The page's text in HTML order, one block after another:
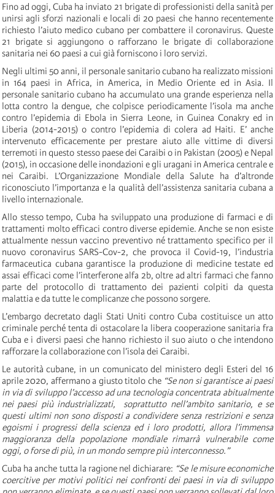
Fino ad oggi, Cuba ha inviato 21 brigate di professionisti della sanità per
unirsi agli sforzi nazionali e locali di 20 paesi che hanno recentemente
richiesto l’aiuto medico cubano per combattere il coronavirus. Queste
21 brigate si aggiungono o rafforzano le brigate di collaborazione
sanitaria nei 60 paesi a cui già forniscono i loro servizi.
Negli ultimi 50 anni, il personale sanitario cubano ha realizzato missioni
in 164 paesi in Africa, in America, in Medio Oriente ed in Asia. Il
personale sanitario cubano ha accumulato una grande esperienza nella
lotta contro la dengue, che colpisce periodicamente l’isola ma anche
contro l’epidemia di Ebola in Sierra Leone, in Guinea Conakry ed in
Liberia (2014-2015) o contro l’epidemia di colera ad Haiti. E’ anche
intervenuto efficacemente per prestare aiuto alle vittime di diversi
terremoti in questo stesso paese dei Caraibi o in Pakistan (2005) e Nepal
(2015), in occasione delle inondazioni e gli uragani in America centrale e
nei Caraibi. L’Organizzazione Mondiale della Salute ha d’altronde
riconosciuto l’importanza e la qualità dell’assistenza sanitaria cubana a
livello internazionale.
Allo stesso tempo, Cuba ha sviluppato una produzione di farmaci e di
trattamenti molto efficaci contro diverse epidemie. Anche se non esiste
attualmente nessun vaccino preventivo né trattamento specifico per il
nuovo coronavirus SARS-Cov-2, che provoca il Covid-19, l’industria
farmaceutica cubana garantisce la produzione di medicine testate ed
assai efficaci come l’interferone alfa 2b, oltre ad altri farmaci che fanno
parte del protocollo di trattamento dei pazienti colpiti da questa
malattia e da tutte le complicanze che possono sorgere.
L’embargo decretato dagli Stati Uniti contro Cuba costituisce un atto
criminale perché tenta di ostacolare la libera cooperazione sanitaria fra
Cuba e i diversi paesi che hanno richiesto il suo aiuto o che intendono
rafforzare la collaborazione con l’isola dei Caraibi.
Le autorità cubane, in un comunicato del ministero degli Esteri del 16
aprile 2020, affermano a giusto titolo che “Se non si garantisce ai paesi
in via di sviluppo l’accesso ad una tecnologia concentrata abitualmente
nei paesi più industrializzati, soprattutto nell’ambito sanitario, e se
questi ultimi non sono disposti a condividere senza restrizioni e senza
egoismi i progressi della scienza ed i loro prodotti, allora l’immensa
maggioranza della popolazione mondiale rimarrà vulnerabile come
oggi, o forse di più, in un mondo sempre più interconnesso.”
Cuba ha anche tutta la ragione nel dichiarare: “Se le misure economiche
coercitive per motivi politici nei confronti dei paesi in via di sviluppo